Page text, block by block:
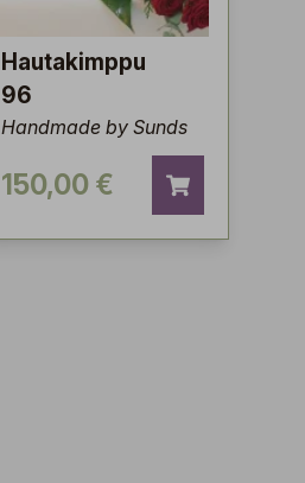
Hautakimppu
96
Handmade by Sunds
150,00 €